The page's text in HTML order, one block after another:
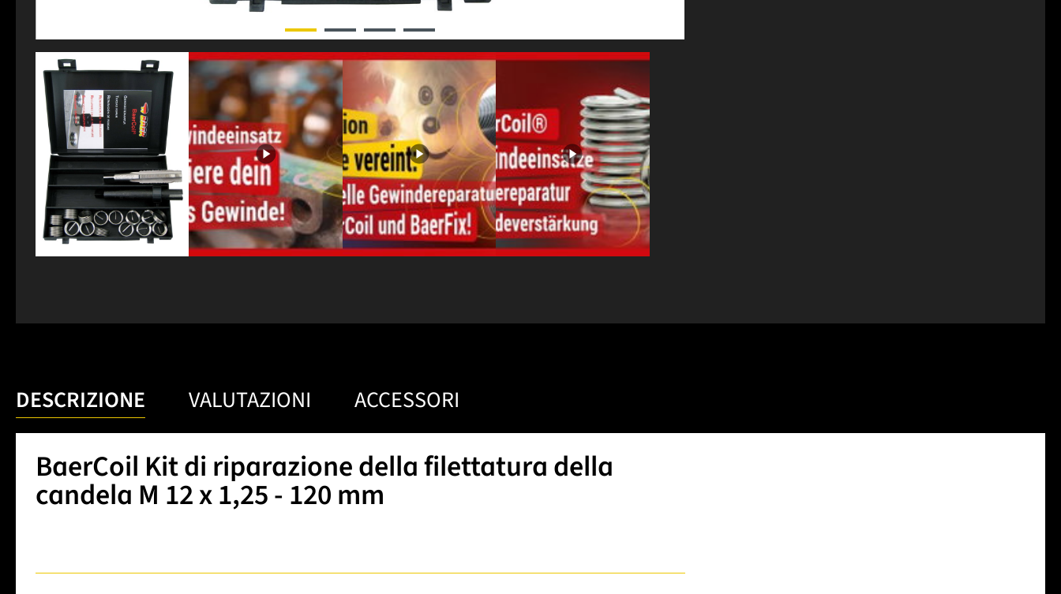
DESCRIZIONE VALUTAZIONI ACCESSORI
BaerCoil Kit di riparazione della filettatura della
candela M 12 x 1,25 - 120 mm